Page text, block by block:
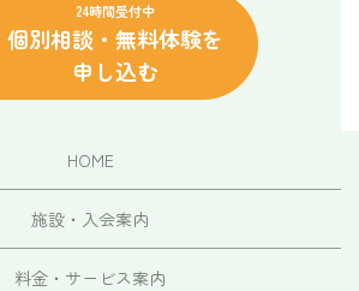
個別相談・無料体験を
申し込む
24時間受付中
HOME
施設・入会案内
料金・サービス案内